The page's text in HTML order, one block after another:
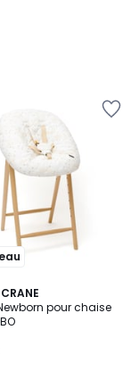
pour chaise